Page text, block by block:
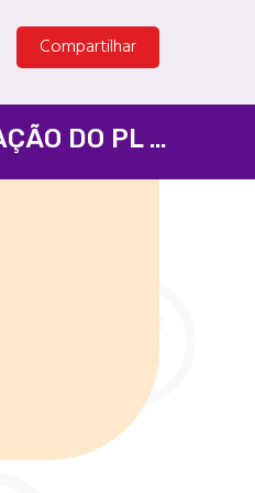
Compartilhar
ISENÇÃO DO IR PARA QUEM GANHA 5 MIL E TAXAÇÃO DOS SUPER-RICOS JÁ! PELA APROVAÇÃO DO PL 1087/2025